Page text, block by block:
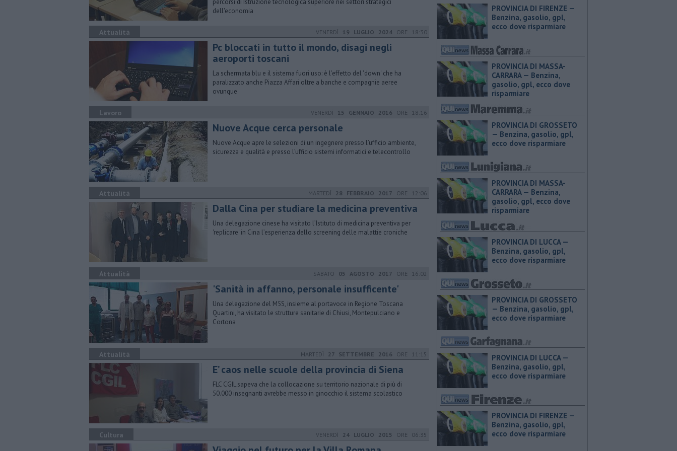
percorsi di Istruzione tecnologica superiore nei settori strategici
dell'economia
Attualità VENERDÌ 19 LUGLIO 2024 ORE 18:30
Pc bloccati in tutto il mondo, disagi negli
aeroporti toscani
La schermata blu e il sistema fuori uso: è l'effetto del 'down' che ha
paralizzato anche Piazza Affari oltre a banche e compagnie aeree
ovunque
Lavoro VENERDÌ 15 GENNAIO 2016 ORE 18:16
Nuove Acque cerca personale
Nuove Acque apre le selezioni di un ingegnere presso l’ufficio ambiente,
sicurezza e qualità e presso l’ufficio sistemi informatici e telecontrollo
Attualità MARTEDÌ 28 FEBBRAIO 2017 ORE 12:06
Dalla Cina per studiare la medicina preventiva
Una delegazione cinese ha visitato l’Istituto di medicina preventiva per
'replicare' in Cina l’esperienza dello screening delle malattie croniche
Attualità SABATO 05 AGOSTO 2017 ORE 16:02
'Sanità in affanno, personale insufficente'
Una delegazione del M5S, insieme al portavoce in Regione Toscana
Quartini, ha visitato le strutture sanitarie di Chiusi, Montepulciano e
Cortona
Attualità MARTEDÌ 27 SETTEMBRE 2016 ORE 11:15
E’ caos nelle scuole della provincia di Siena
FLC CGIL sapeva che la collocazione su territorio nazionale di più di
50.000 insegnanti avrebbe messo in ginocchio il sistema scolastico
Cultura VENERDÌ 24 LUGLIO 2015 ORE 06:35
PROVINCIA DI FIRENZE — ​
Benzina, gasolio, gpl,
ecco dove risparmiare
PROVINCIA DI MASSA-
CARRARA — ​Benzina,
gasolio, gpl, ecco dove
risparmiare
PROVINCIA DI GROSSETO
— ​Benzina, gasolio, gpl,
ecco dove risparmiare
PROVINCIA DI MASSA-
CARRARA — ​Benzina,
gasolio, gpl, ecco dove
risparmiare
PROVINCIA DI LUCCA — ​
Benzina, gasolio, gpl,
ecco dove risparmiare
PROVINCIA DI GROSSETO
— ​Benzina, gasolio, gpl,
ecco dove risparmiare
PROVINCIA DI LUCCA — ​
Benzina, gasolio, gpl,
ecco dove risparmiare
PROVINCIA DI FIRENZE — ​
Benzina, gasolio, gpl,
ecco dove risparmiare